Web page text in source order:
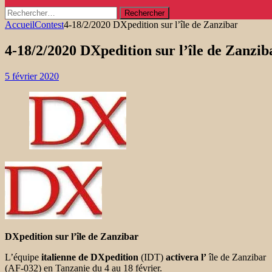
Rechercher :
AccueilContest4-18/2/2020 DXpedition sur l’île de Zanzibar
4-18/2/2020 DXpedition sur l’île de
5 février 2020
DXpedition sur l’île de Zanzibar
L’équipe italienne de DXpedition (IDT) activera l’île de Zanzibar
(AF-032) en Tanzanie du 4 au 18 février.